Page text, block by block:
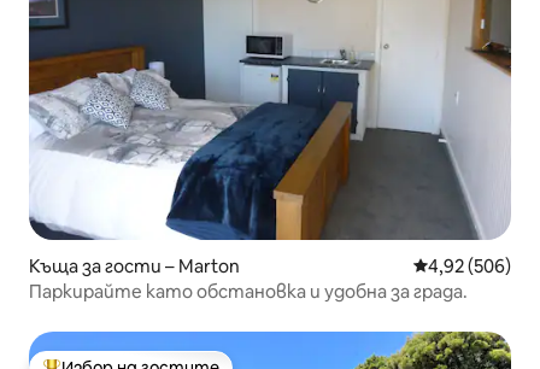
Къща за гости – Marton Средна
4,92 (506)
Паркирайте като обстановка и удобна за града.